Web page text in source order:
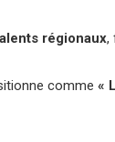
régionaux,
comme «